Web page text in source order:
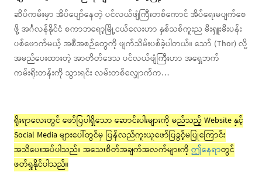
ဆိပ်ကမ်းမှာ အိပ်ပျော်နေတဲ့ ပင်လယ်ဖျံကြီးတစ်ကောင် အိပ်ရေးမပျက်စေ
ဖို့ အင်္ဂလန်နိုင်ငံ စကာဘရော့မြို့ငယ်လေးဟာ နှစ်သစ်ကူးည မီးရှူးမီးပန်း
ပစ်ဖောက်မယ့် အစီအစဉ်တွေကို ဖျက်သိမ်းပစ်ခဲ့ပါတယ်။ သော် (Thor) လို့
အမည်ပေးထားတဲ့ အာတိတ်ဒေသ ပင်လယ်ဖျံကြီးဟာ အရှေ့ဘက်
ကမ်းရိုးတန်းကို သွားရင်း လမ်းတစ်လျှောက်က…
ရိုးရာလေးတွင် ဖော်ပြပါရှိသော ဆောင်းပါးများကို မည်သည့် Website နှင့်
Social Media များပေါ်တွင်မှ ပြန်လည်ကူးယူဖော်ပြခွင့်မပြုကြောင်း
အသိပေးအပ်ပါသည်။ အသေးစိတ်အချက်အလက်များကို ဤနေရာတွင်
ဖတ်ရှုနိုင်ပါသည်။